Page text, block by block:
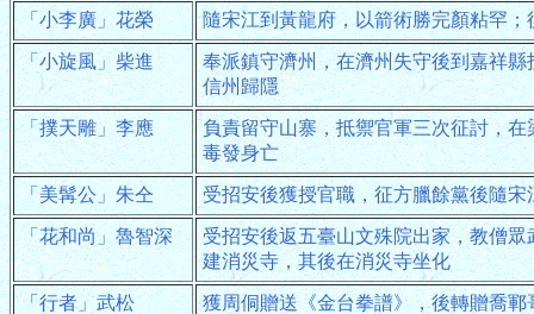
「小李廣」花榮 隨宋江到黃龍府，以箭術勝完顏粘罕
「小旋風」柴進
奉派鎮守濟州，在濟州失守後到嘉祥
信州歸隱
「撲天雕」李應
負責留守山寨，抵禦官軍三次征討，
毒發身亡
「美髯公」朱仝 受招安後獲授官職，征方臘餘黨後隨
「花和尚」魯智深
受招安後返五臺山文殊院出家，教僧
建消災寺，其後在消災寺坐化
「行者」武松
獲周侗贈送《金台拳譜》，後轉贈喬